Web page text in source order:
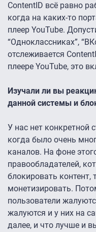
ContentID всё равно
когда на каких-то
плеер YouTube.
“Одноклассниках”,
отслеживается
плеере YouTube, это
Изучали ли вы
данной системы и
У нас нет конкретной
когда было очень
каналов. На фоне
правообладателей,
блокировать контент,
монетизировать.
пользователи
жалуются и у них на
далее, и что лучше и